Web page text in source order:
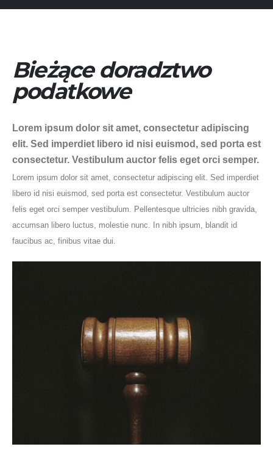
Bieżące doradztwo
podatkowe
Lorem ipsum dolor sit amet, consectetur adipiscing
elit. Sed imperdiet libero id nisi euismod, sed porta est
consectetur. Vestibulum auctor felis eget orci semper.
Lorem ipsum dolor sit amet, consectetur adipiscing elit. Sed imperdiet
libero id nisi euismod, sed porta est consectetur. Vestibulum auctor
felis eget orci semper vestibulum. Pellentesque ultricies nibh gravida,
accumsan libero luctus, molestie nunc. In nibh ipsum, blandit id
faucibus ac, finibus vitae dui.